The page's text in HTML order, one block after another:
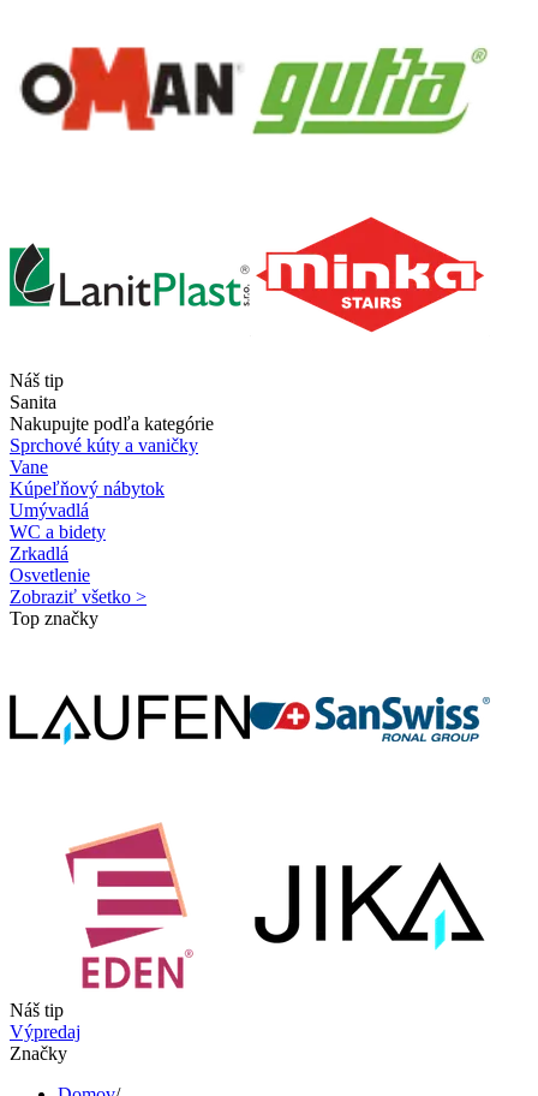
Náš tip
Sanita
Nakupujte podľa kategórie
Sprchové kúty a vaničky
Vane
Kúpeľňový nábytok
Umývadlá
WC a bidety
Zrkadlá
Osvetlenie
Zobraziť všetko >
Top značky
Náš tip
Výpredaj
Značky